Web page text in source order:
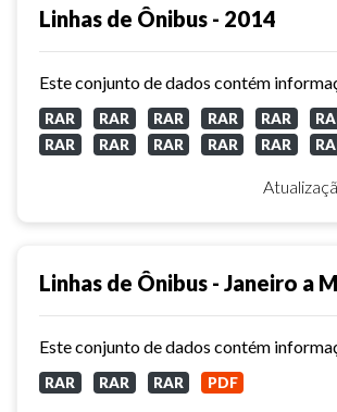
Linhas de Ônibus - 2014
RAR RAR RAR RAR RAR
RAR
RAR RAR RAR RAR
Linhas de Ônibus - Janeiro a
RAR RAR RAR PDF